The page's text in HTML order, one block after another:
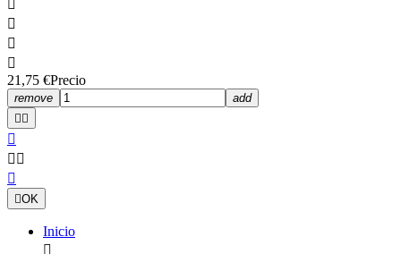




21,75 €Precio
remove
add


 

OK
Inicio
